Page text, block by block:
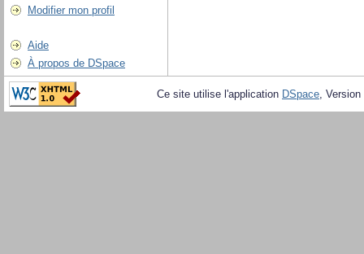
Modifier mon profil
Aide
À propos de DSpace
Ce site utilise l'application DSpace,